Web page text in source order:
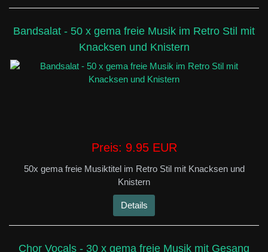
Bandsalat - 50 x gema freie Musik im Retro Stil mit
Knacksen und Knistern
Preis: 9.95 EUR
50x gema freie Musiktitel im Retro Stil mit Knacksen und
Knistern
Details
Chor Vocals - 30 x gema freie Musik mit Gesang